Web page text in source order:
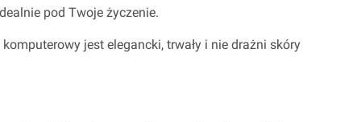
pod Twoje życzenie.
jest elegancki, trwały i nie drażni skóry